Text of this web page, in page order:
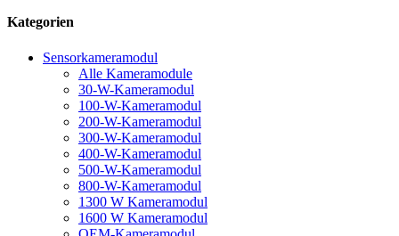
Kategorien
Sensorkameramodul
Alle Kameramodule
30-W-Kameramodul
100-W-Kameramodul
200-W-Kameramodul
300-W-Kameramodul
400-W-Kameramodul
500-W-Kameramodul
800-W-Kameramodul
1300 W Kameramodul
1600 W Kameramodul